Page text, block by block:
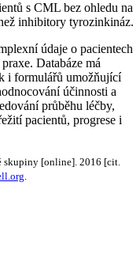
s CML bez ohledu na
inhibitory tyrozinkináz.
údaje o pacientech
Databáze má
i formulářů umožňující
účinnosti a
průběhu léčby,
pacientů, progrese i
skupiny [online]. 2016 [cit.
.